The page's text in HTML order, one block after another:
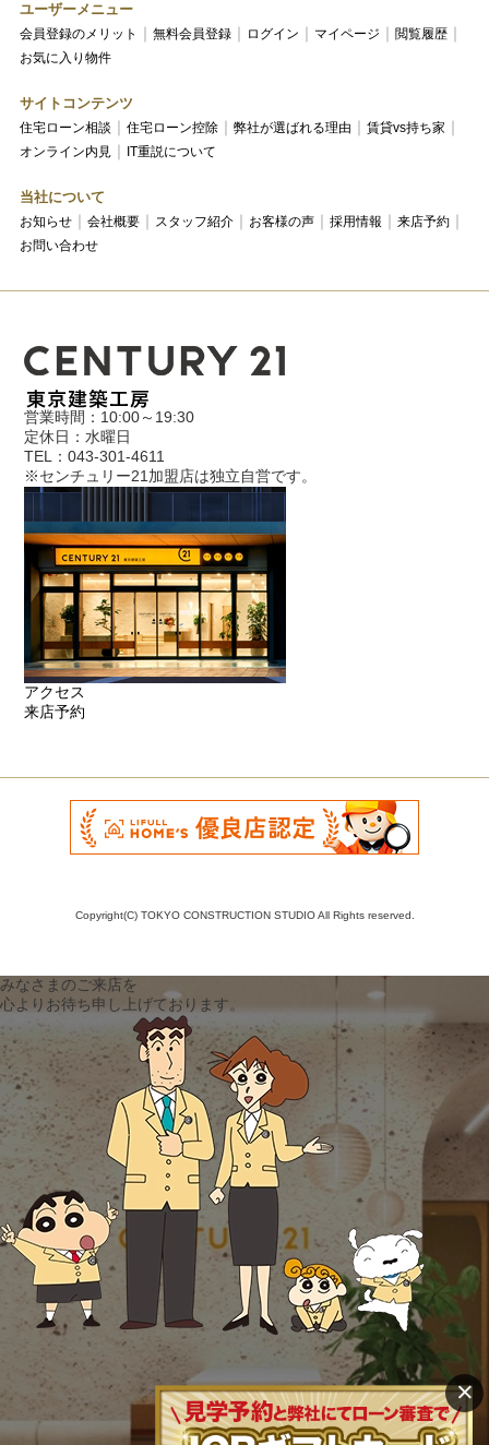
ユーザーメニュー
会員登録のメリット 無料会員登録 ログイン マイページ
閲覧履歴
お気に入り物件
サイトコンテンツ
住宅ローン相談 住宅ローン控除 弊社が選ばれる理由
賃貸vs持ち家
オンライン内見
IT重説について
当社について
お知らせ 会社概要 スタッフ紹介 お客様の声 採用情報
来店予約
お問い合わせ
営業時間：10:00～19:30
定休日：水曜日
TEL：043-301-4611
※センチュリー21加盟店は独立自営です。
アクセス
来店予約
Copyright(C) TOKYO CONSTRUCTION STUDIO All Rights reserved.
みなさまのご来店を
心よりお待ち申し上げております。
×